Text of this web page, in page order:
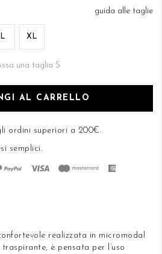
guida alle taglie
L XL
una taglia S
AL CARRELLO
ordini superiori a 200€.
semplici.
realizzata in micromodal
è pensata per l’uso